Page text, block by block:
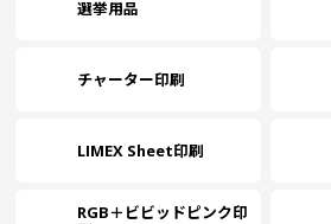
選挙用品
チャーター印刷
LIMEX Sheet印刷
RGB＋ビビッドピンク印